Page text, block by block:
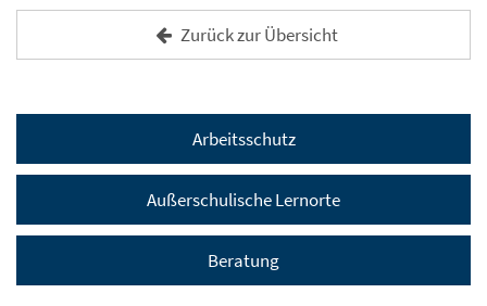
Zurück zur Übersicht
Arbeitsschutz
Außerschulische Lernorte
Beratung